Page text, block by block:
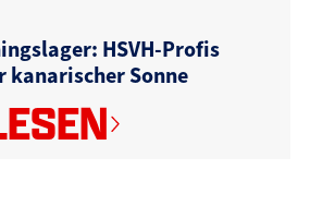
HSVH-Profis
kanarischer Sonne